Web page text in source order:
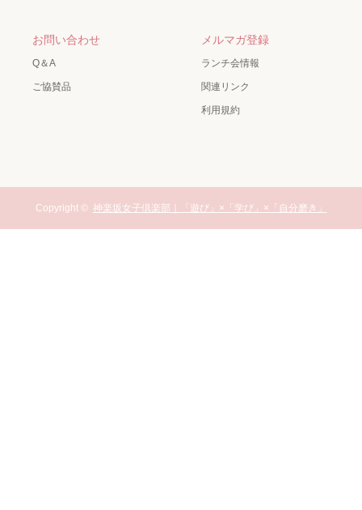
お問い合わせ
Q＆A
ご協賛品
メルマガ登録
ランチ会情報
関連リンク
利用規約
Copyright © 神楽坂女子倶楽部｜「遊び」×「学び」×「自分磨き」